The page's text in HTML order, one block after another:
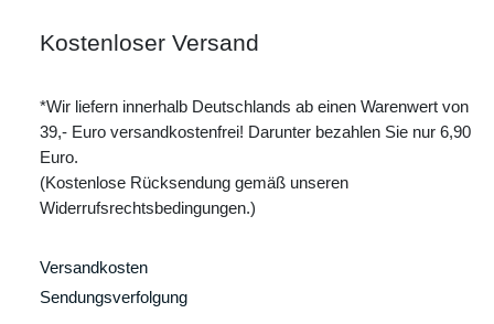
Kostenloser Versand
*Wir liefern innerhalb Deutschlands ab einen Warenwert von
39,- Euro versandkostenfrei! Darunter bezahlen Sie nur 6,90
Euro.
(Kostenlose Rücksendung gemäß unseren
Widerrufsrechtsbedingungen.)
Versandkosten
Sendungsverfolgung